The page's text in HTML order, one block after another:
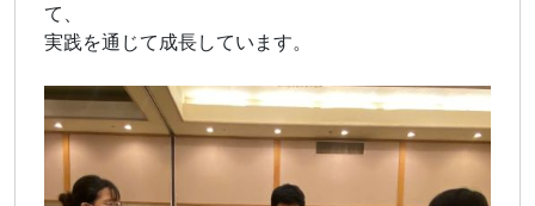
て、
実践を通じて成長しています。